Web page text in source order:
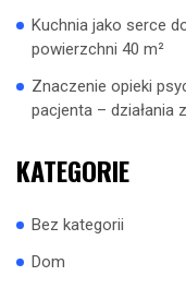
Kuchnia jako serce
powierzchni 40 m²
Znaczenie opieki
pacjenta – działania
KATEGORIE
Bez kategorii
Dom